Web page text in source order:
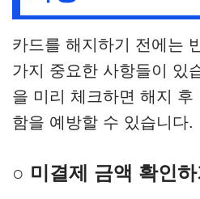
카드를 해지하기 전에는
가지 중요한 사항들이 있
을 미리 체크하면 해지 후
함을 예방할 수 있습니다.
○ 미결제 금액 확인하